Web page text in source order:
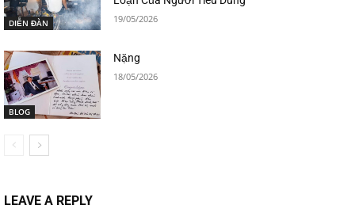
DIỄN ĐÀN 19/05/2026
BLOG
Nặng
18/05/2026
LEAVE A REPLY